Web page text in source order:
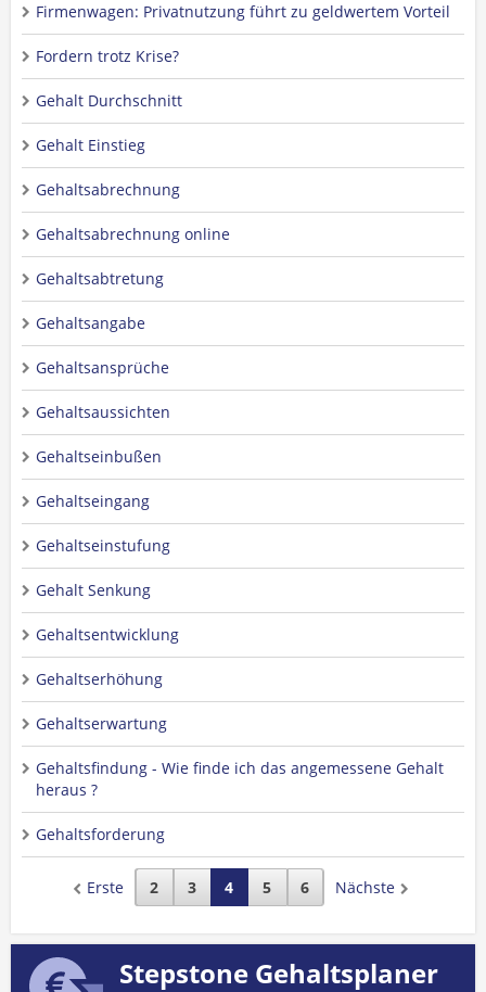
Firmenwagen: Privatnutzung führt zu geldwertem Vorteil
Fordern trotz Krise?
Gehalt Durchschnitt
Gehalt Einstieg
Gehaltsabrechnung
Gehaltsabrechnung online
Gehaltsabtretung
Gehaltsangabe
Gehaltsansprüche
Gehaltsaussichten
Gehaltseinbußen
Gehaltseingang
Gehaltseinstufung
Gehalt Senkung
Gehaltsentwicklung
Gehaltserhöhung
Gehaltserwartung
Gehaltsfindung - Wie finde ich das angemessene Gehalt
heraus ?
Gehaltsforderung
Erste 2 3 4 5 6 Nächste
Stepstone Gehaltsplaner